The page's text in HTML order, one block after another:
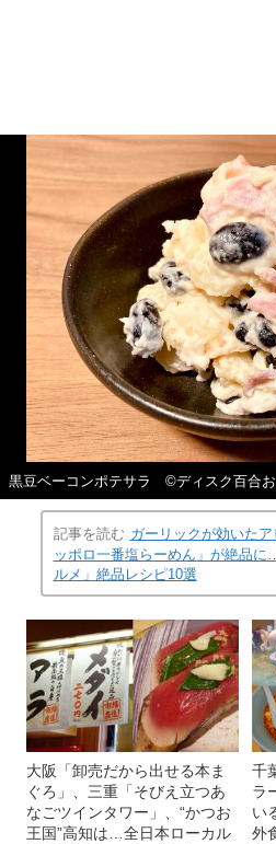
黒豆ベーコンポテサラ ©ディスク百合
記事を読む ガーリックが効いた
ッポロ一番塩らーめん」が絶品
ルメ」絶品レシピ10選
大阪「卸売だから出せる本ま
ぐろ」、三重「そびえ立つあ
なごツインタワー」、“かつお
王国”高知は…全日本ローカル
千
ラ
い
外